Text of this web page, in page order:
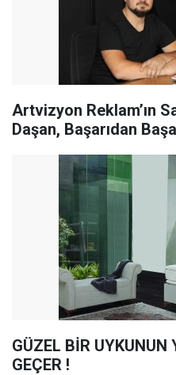
Artvizyon Reklam’ın
Daşan, Başarıdan
GÜZEL BİR
GEÇER !